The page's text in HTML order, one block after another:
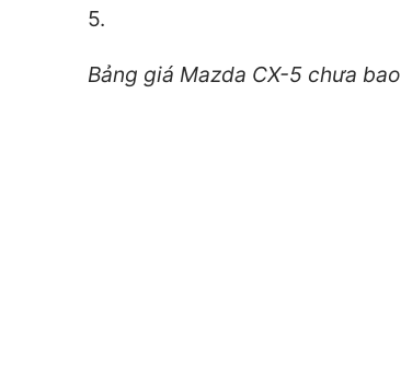
5.
Bảng giá Mazda CX-5 chưa